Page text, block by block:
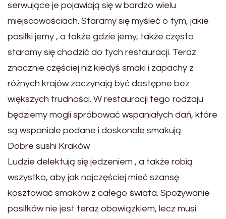
serwujące je pojawiają się w bardzo wielu
miejscowościach. Staramy się myśleć o tym, jakie
posiłki jemy , a także gdzie jemy, także często
staramy się chodzić do tych restauracji. Teraz
znacznie częściej niż kiedyś smaki i zapachy z
różnych krajów zaczynają być dostępne bez
większych trudności. W restauracji tego rodzaju
będziemy mogli spróbować wspaniałych dań, które
są wspaniale podane i doskonale smakują.
Dobre sushi Kraków
Ludzie delektują się jedzeniem , a także robią
wszystko, aby jak najczęściej mieć szansę
kosztować smaków z całego świata. Spożywanie
posiłków nie jest teraz obowiązkiem, lecz musi